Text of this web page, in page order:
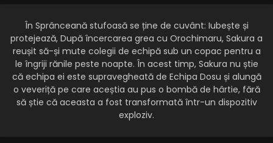
Eps 29 - Naruto contraatacă: Niciodată să nu renunți - 25
July, 2025
Naruto – Sezonul 1 Episodul 28 – Mănâncă sau
vei fi mâncat: Panică în pădure
Eps 28 - Mănâncă sau vei fi mâncat: Panică în pădure - 25
În Sprânceană stufoasă se ține de cuvânt: Iubește și
protejează, După încercarea grea cu Orochimaru, Sakura a
reușit să-și mute colegii de echipă sub un copac pentru a
le îngriji rănile peste noapte. În acest timp, Sakura nu știe
că echipa ei este supravegheată de Echipa Dosu și alungă
o veveriță pe care aceștia au pus o bombă de hârtie, fără
să știe că aceasta a fost transformată într-un dispozitiv
exploziv.